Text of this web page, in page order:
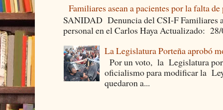
Familiares asean a pacientes por la falta
SANIDAD Denuncia del CSI-F Familiares
personal en el Carlos Haya Actualizado:
La Legislatura Porteña aprobó
Por un voto, la Legislatura
oficialismo para modificar la
quedaron a...